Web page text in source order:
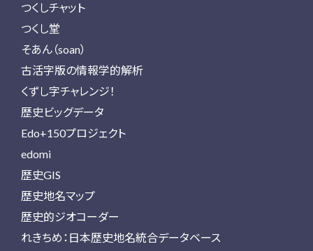
つくしチャット
つくし堂
そあん（soan）
古活字版の情報学的解析
くずし字チャレンジ！
歴史ビッグデータ
Edo+150プロジェクト
edomi
歴史GIS
歴史地名マップ
歴史的ジオコーダー
れきちめ：日本歴史地名統合データベース